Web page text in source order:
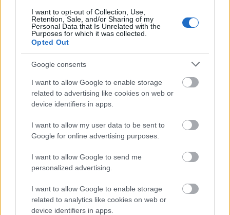
I want to opt-out of Collection, Use,
Retention, Sale, and/or Sharing of my
Personal Data that Is Unrelated with the
Purposes for which it was collected.
Opted Out
Google consents
I want to allow Google to enable storage
related to advertising like cookies on web or
device identifiers in apps.
I want to allow my user data to be sent to
Google for online advertising purposes.
I want to allow Google to send me
personalized advertising.
I want to allow Google to enable storage
related to analytics like cookies on web or
device identifiers in apps.
αποκλεισμού , αφαιρώντας έτσι μια πιθανή πηγή
επιπλέον προσφοράς που θα μπορούσε να
λειτουργήσει αντισταθμιστικά σε περίπτωση
χαλάρωσης των κυρώσεων.